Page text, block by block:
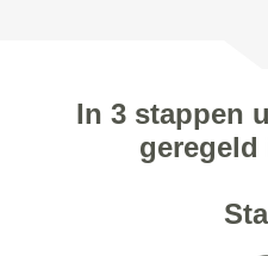
In 3 stappen